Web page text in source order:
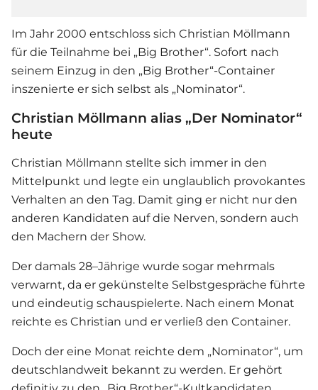
Im Jahr 2000 entschloss sich Christian Möllmann
für die Teilnahme bei „Big Brother“. Sofort nach
seinem Einzug in den „Big Brother“-Container
inszenierte er sich selbst als „Nominator“.
Christian Möllmann alias „Der Nominator“
heute
Christian Möllmann stellte sich immer in den
Mittelpunkt und legte ein unglaublich provokantes
Verhalten an den Tag. Damit ging er nicht nur den
anderen Kandidaten auf die Nerven, sondern auch
den Machern der Show.
Der damals 28–Jährige wurde sogar mehrmals
verwarnt, da er gekünstelte Selbstgespräche führte
und eindeutig schauspielerte. Nach einem Monat
reichte es Christian und er verließ den Container.
Doch der eine Monat reichte dem „Nominator“, um
deutschlandweit bekannt zu werden. Er gehört